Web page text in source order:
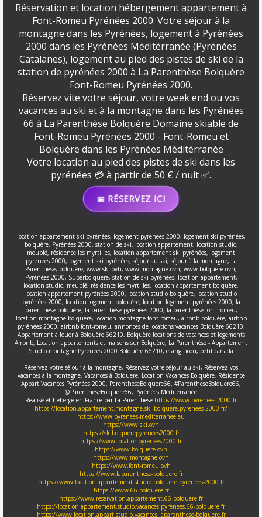
Réservation et location hébergement appartement à
Font-Romeu Pyrénées 2000. Votre séjour à la
montagne dans les Pyrénées, logement à Pyrénées
2000 dans les Pyrénées Méditérranée (Pyrénées
Catalanes), logement au pied des pistes de ski de la
station de pyrénées 2000 à La Parenthèse Bolquère
Font-Romeu Pyrénées 2000.
Réservez vite votre séjour, votre week end ou vos
vacances au ski et à la montagne dans les Pyrénées
66 à La Parenthèse Bolquère Domaine skiable de
Font-Romeu Pyrénées 2000 - Font-Romeu et
Bolquère dans les Pyrénées Méditérranée
Votre location au pied des pistes de ski dans les
pyrénées 💳 à partir de 50 € / nuit ✅.
📅 RÉSERVEZ ICI
location appartement ski pyrénées, logement pyrenees 2000, logement ski pyrénées,
bolquère, Pyrénées 2000, station de ski, location appartement, location studio,
meublé, résidence les myrtilles, location appartement ski pyrénées, logement
pyrenees 2000, logement ski pyrénées, séjour au ski, séjour à la montagne, La
Parenthèse, bolquère, www.ski.ovh, www.montagne.ovh, www.bolquere.ovh,
Pyrénées 2000, Superbolquère, station de ski pyrénées, location appartement,
location studio, meublé, résidence les myrtilles, location appartement bolquère,
location appartement pyrénées 2000, location studio bolquère, location studio
pyrénées 2000, location logement bolquère, location logement pyrénées 2000, la
parenthèse bolquère, la parenthèse pyrénées 2000, la parenthèse font-romeu,
location montagne bolquère, location montagne font-romeu, airbnb bolquère, airbnb
pyrénées 2000, airbnb font-romeu, annonces de locations vacances Bolquère 66210,
Appartement à louer à Bolquère 66210, Bolquère locations de vacances et logements
Airbnb, Location appartements et maisons sur Bolquère, La Parenthèse - Appartement
Studio montagne Pyrénées 2000 Bolquère 66210, etang ticou, petit canada
Réservez votre séjour à la montagne, Réservez votre séjour au ski, Réservez vos
vacances à la montagne, Vacances à Bolquere, Location Vacances Bolquère, Résidence
Appart Vacances Pyrénées 2000, ParentheseBolquere66, #ParentheseBolquere66,
@ParentheseBolquere66, Pyrénées Méditérranée
Realisé et hébergé en France par La Parenthèse https://www.pyrenees-2000.fr
https://location.appartement.montagne.ski.bolquere.pyrenees-2000.fr/
https://www.pyrenees-mediterranee.eu
https://www.ski.ovh
https://skibolquerepyrenees2000.fr
https://www.locationpyrenees2000.fr
https://www.bolquere.ovh
https://www.montagne.ovh
https://www.font-romeu.ovh
https://www.laparenthese-bolquere.fr
https://www.location.appartement.studio.bolquere.pyrenees-2000.fr
https://www.66-bolquere.fr
https://www.reservation.appartement.66-bolquere.fr
https://location.appartement.studio.vacances.pyrenees.66-bolquere.fr
https://www.location.appart.studio.vacances.laparenthese-bolquere.fr